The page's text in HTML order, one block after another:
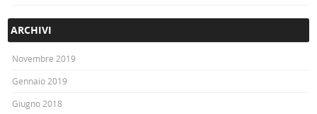
ARCHIVI
Novembre 2019
Gennaio 2019
Giugno 2018